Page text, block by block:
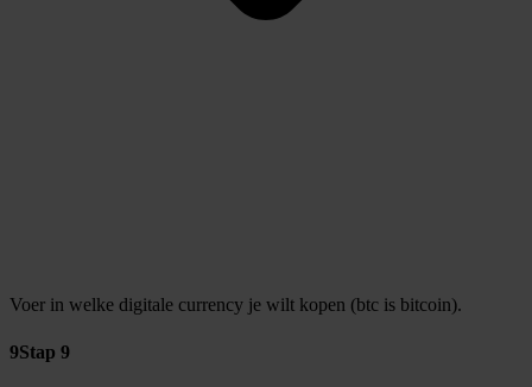
Voer in welke digitale currency je wilt kopen (btc is bitcoin).
9Stap 9